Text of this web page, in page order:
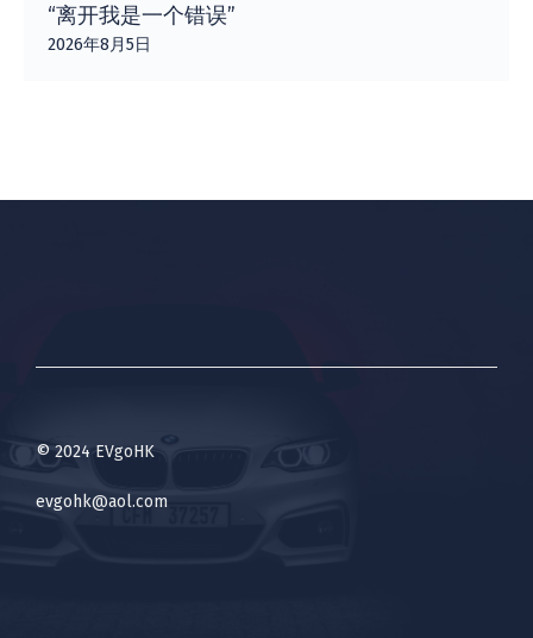
“离开我是一个错误”
2026年8月5日
© 2024 EVgoHK
evgohk@aol.com